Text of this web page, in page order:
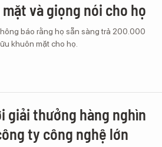
và giọng nói cho họ
báo rằng họ sẵn sàng trả 200.000
khuôn mặt cho họ.
giải thưởng hàng nghìn
ty công nghệ lớn